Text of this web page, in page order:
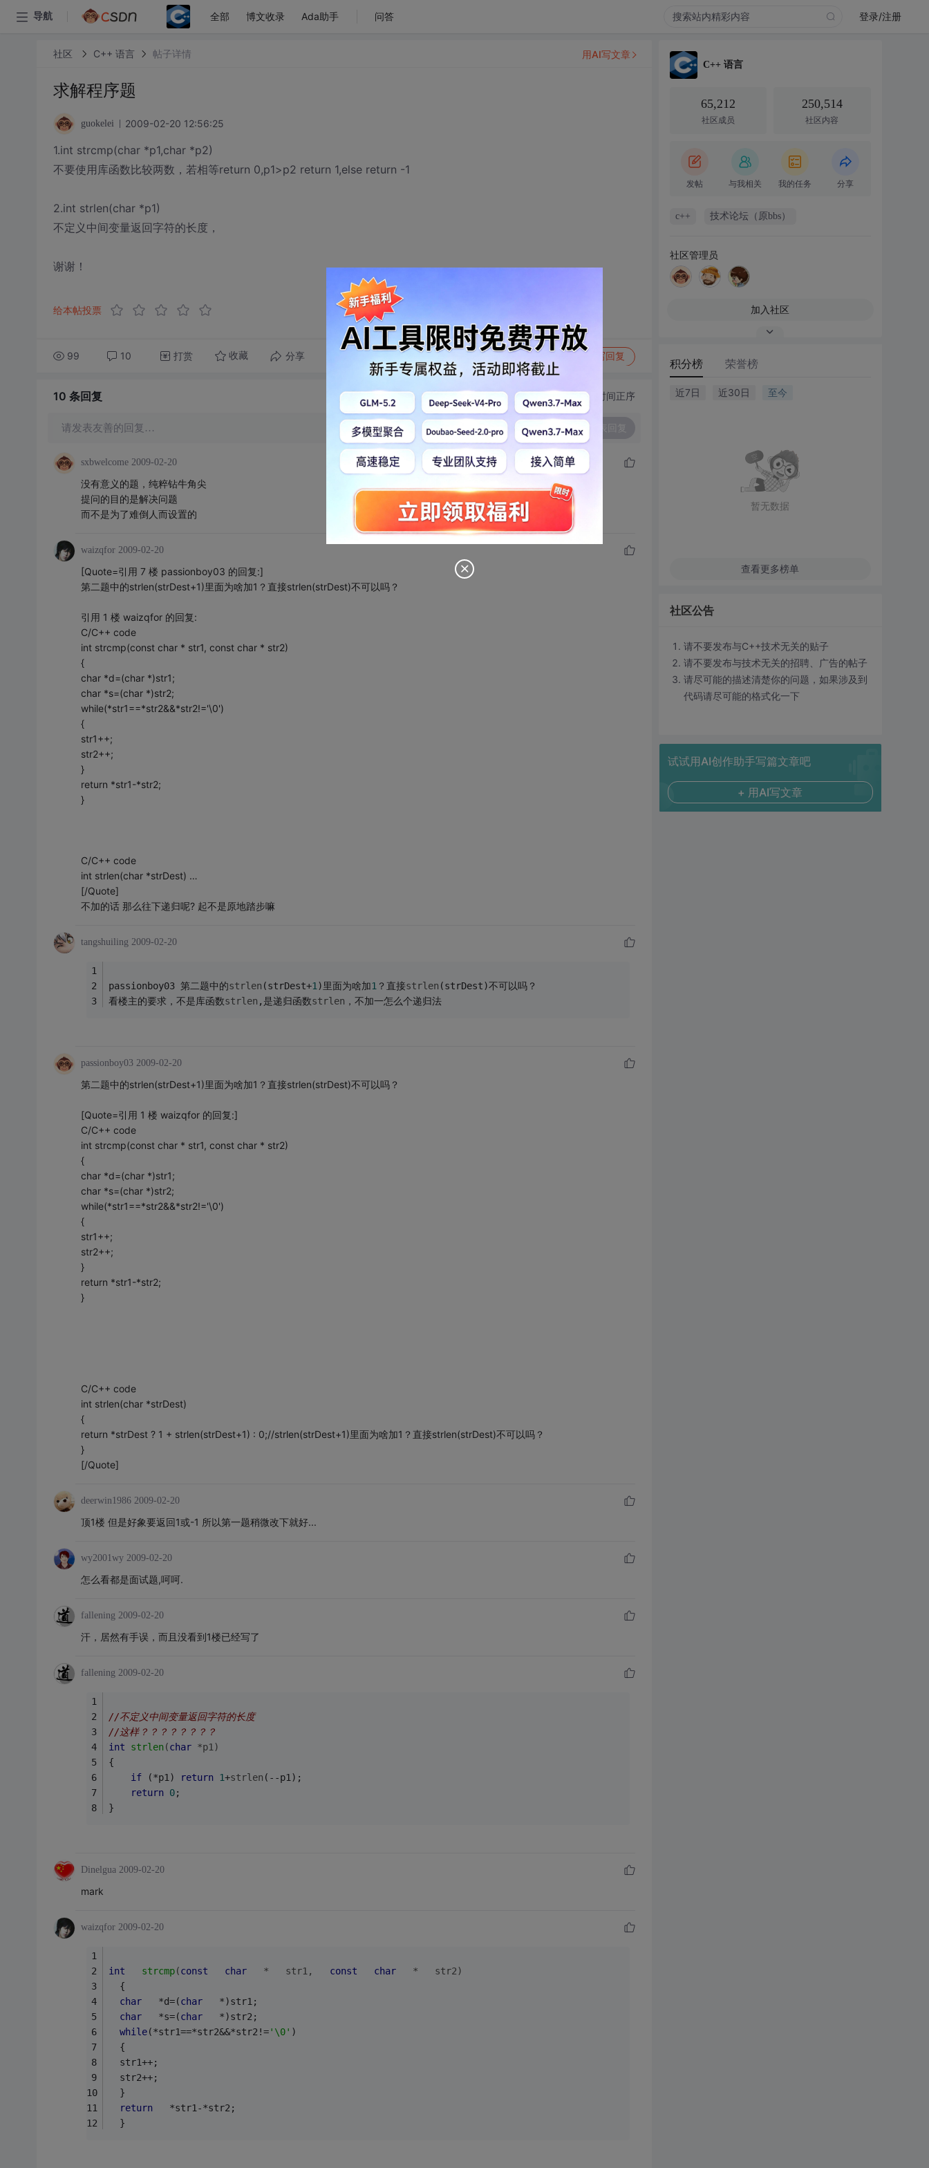
导航 全部 博文收录 Ada助手 问答 登录/注册
社区 C++ 语言 帖子详情
求解程序题
guokelei 2009-02-20 12:56:25
1.int strcmp(char *p1,char *p2)
不要使用库函数比较两数，若相等return 0,p1>p2 return 1,else return -1
2.int strlen(char *p1)
不定义中间变量返回字符的长度，
谢谢！
给本帖投票
99 10 打赏 收藏 分享 举报 写回复
用AI写文章
10 条回复 切换为时间正序
请发表友善的回复… 发表回复
sxbwelcome 2009-02-20
没有意义的题，纯粹钻牛角尖
提问的目的是解决问题
而不是为了难倒人而设置的
waizqfor 2009-02-20
[Quote=引用 7 楼 passionboy03 的回复:]
第二题中的strlen(strDest+1)里面为啥加1？直接strlen(strDest)不可以吗？
引用 1 楼 waizqfor 的回复:
C/C++ code
int strcmp(const char * str1, const char * str2)
{
char *d=(char *)str1;
char *s=(char *)str2;
while(*str1==*str2&&*str2!='\0')
{
str1++;
str2++;
}
return *str1-*str2;
}
C/C++ code
int strlen(char *strDest) …
[/Quote]
不加的话 那么往下递归呢? 起不是原地踏步嘛
tangshuiling 2009-02-20
passionboy03 第二题中的strlen (strDest+1 )里面为啥加1 ？直接strlen (strDest)不可以吗？
看楼主的要求，不是库函数strlen ,是递归函数strlen ，不加一怎么个递归法
passionboy03 2009-02-20
第二题中的strlen(strDest+1)里面为啥加1？直接strlen(strDest)不可以吗？
[Quote=引用 1 楼 waizqfor 的回复:]
C/C++ code
int strcmp(const char * str1, const char * str2)
{
char *d=(char *)str1;
char *s=(char *)str2;
while(*str1==*str2&&*str2!='\0')
{
str1++;
str2++;
}
return *str1-*str2;
}
C/C++ code
int strlen(char *strDest)
{
return *strDest ? 1 + strlen(strDest+1) : 0;//strlen(strDest+1)里面为啥加1？直接strlen(strDest)不可以吗？
}
[/Quote]
deerwin1986 2009-02-20
顶1楼 但是好象要返回1或-1 所以第一题稍微改下就好...
wy2001wy 2009-02-20
怎么看都是面试题,呵呵.
fallening 2009-02-20
汗，居然有手误，而且没看到1楼已经写了
fallening 2009-02-20
//不定义中间变量返回字符的长度
//这样？？？？？？？？
int
strlen(char *p1)
{
if (*p1) return 1+strlen (--p1);
return 0;
}
Dinelgua 2009-02-20
mark
waizqfor 2009-02-20
int strcmp(const char
   *   str1,
const char
   *   str2)
  {
char
   *d=(
char
   *)str1;
char
   *s=(
char
   *)str2;
while(*str1==*str2&&*str2!='\0' )
  {
  str1++;
  str2++;
  }
return
   *str1-*str2;
  }
C++ 语言
65,212
社区成员
250,514
社区内容
发帖 与我相关 我的任务 分享
c++ 技术论坛（原bbs）
社区管理员
加入社区
积分榜 荣誉榜
近7日 近30日 至今
暂无数据
查看更多榜单
社区公告
请不要发布与C++技术无关的贴子
请不要发布与技术无关的招聘、广告的帖子
请尽可能的描述清楚你的问题，如果涉及到
代码请尽可能的格式化一下
试试用AI创作助手写篇文章吧
+ 用AI写文章